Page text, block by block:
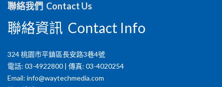
聯絡我們 Contact Us
聯絡資訊 Contact Info
324 桃園市平鎮區長安路3巷4號
電話: 03-4922800 | 傳真: 03-4020254
Email: info@waytechmedia.com